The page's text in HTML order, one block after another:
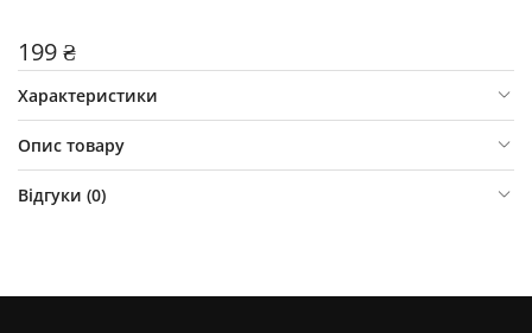
199 ₴
Характеристики
Опис товару
Відгуки (0)